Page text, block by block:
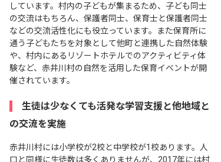
しています。村内の子どもが集まるため、子ども同士
の交流はもちろん、保護者同士、保育士と保護者同士
などの交流活性化にも役立っています。また保育所に
通う子どもたちを対象として他町と連携した自然体験
や、村内にあるリゾートホテルでのアクティビティ体
験など、赤井川村の自然を活用した保育イベントが開
催されています。
生徒は少なくても活発な学習支援と他地域と
の交流を実施
赤井川村には小学校が2校と中学校が1校あります。人
口と同様に生徒数は多くありませんが、2017年には村